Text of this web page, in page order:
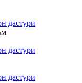
дастури
дастури
дастури